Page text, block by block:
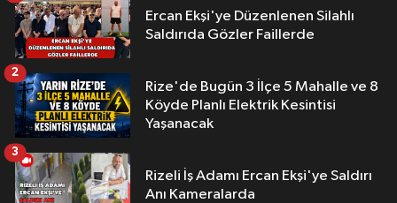
Ercan Ekşi'ye Düzenlenen Silahlı
Saldırıda Gözler Faillerde
Rize'de Bugün 3 İlçe 5 Mahalle ve 8
Köyde Planlı Elektrik Kesintisi
Yaşanacak
2
Rizeli İş Adamı Ercan Ekşi'ye Saldırı
Anı Kameralarda
3